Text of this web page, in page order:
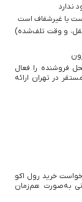
ندارد
یا غیرشفاف است
و وقت تلف‌شده)
فروشنده را فعال
در تهران ارائه
خرید رول اکو
به‌صورت هم‌زمان